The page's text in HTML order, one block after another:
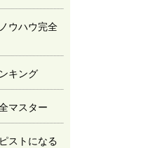
ウハウ完全
キング
マスター
ストになる